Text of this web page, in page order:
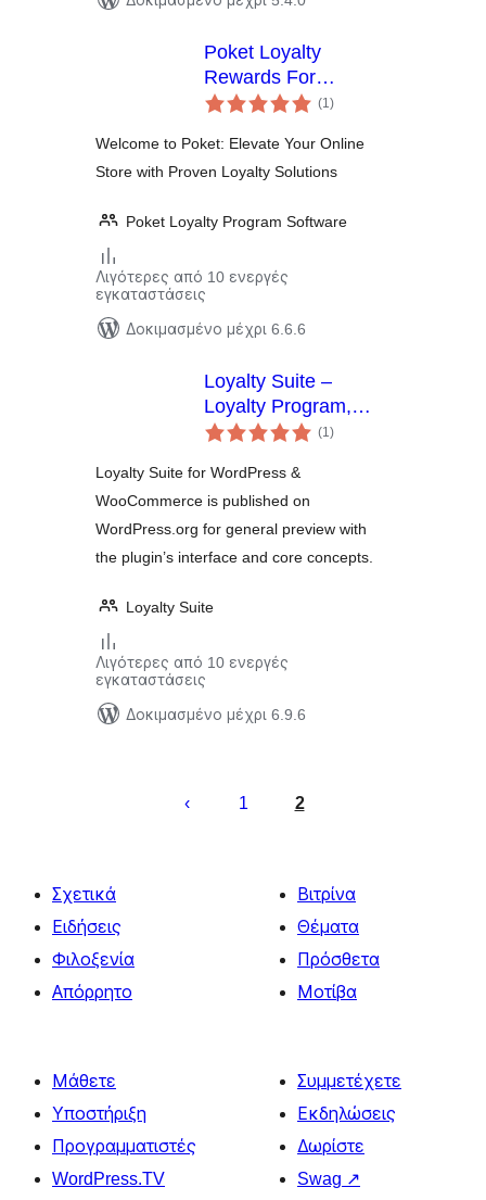
Poket Loyalty
Rewards For
WooCommerce
(1αξιολογήσεις
σύνολο
)
Welcome to Poket: Elevate Your Online
Store with Proven Loyalty Solutions
Poket Loyalty Program Software
Λιγότερες από 10 ενεργές
εγκαταστάσεις
Δοκιμασμένο μέχρι 6.6.6
Loyalty Suite –
Loyalty Program,
Gamification, Ranks,
Wallets
(1αξιολογήσεις
σύνολο
)
Loyalty Suite for WordPress &
WooCommerce is published on
WordPress.org for general preview with
the plugin’s interface and core concepts.
Loyalty Suite
Λιγότερες από 10 ενεργές
εγκαταστάσεις
Δοκιμασμένο μέχρι 6.9.6
άρθρων
1 2
Σχετικά
Ειδήσεις
Φιλοξενία
Απόρρητο
Βιτρίνα
Θέματα
Πρόσθετα
Μοτίβα
Μάθετε
Υποστήριξη
Προγραμματιστές
WordPress.TV
Συμμετέχετε
Εκδηλώσεις
Δωρίστε
Swag ↗